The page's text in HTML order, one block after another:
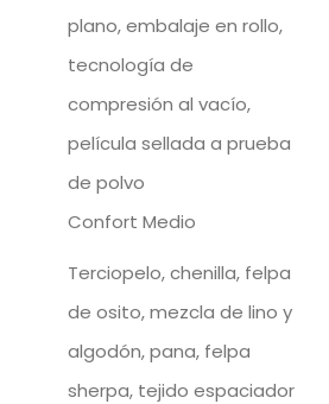
plano, embalaje en rollo,
tecnología de
compresión al vacío,
película sellada a prueba
de polvo
Confort Medio
Terciopelo, chenilla, felpa
de osito, mezcla de lino y
algodón, pana, felpa
sherpa, tejido espaciador